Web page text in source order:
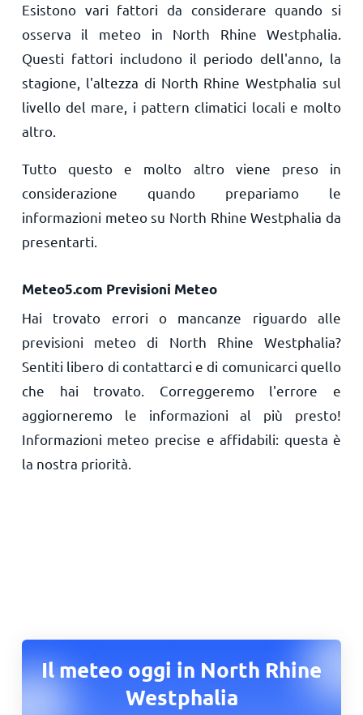
Esistono vari fattori da considerare quando si
osserva il meteo in North Rhine Westphalia.
Questi fattori includono il periodo dell'anno, la
stagione, l'altezza di North Rhine Westphalia sul
livello del mare, i pattern climatici locali e molto
altro.
Tutto questo e molto altro viene preso in
considerazione quando prepariamo le
informazioni meteo su North Rhine Westphalia da
presentarti.
Meteo5.com Previsioni Meteo
Hai trovato errori o mancanze riguardo alle
previsioni meteo di North Rhine Westphalia?
Sentiti libero di contattarci e di comunicarci quello
che hai trovato. Correggeremo l'errore e
aggiorneremo le informazioni al più presto!
Informazioni meteo precise e affidabili: questa è
la nostra priorità.
Il meteo oggi in North Rhine
Westphalia